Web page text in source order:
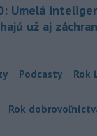
Umelá
už aj
Podcasty Rok
Rok